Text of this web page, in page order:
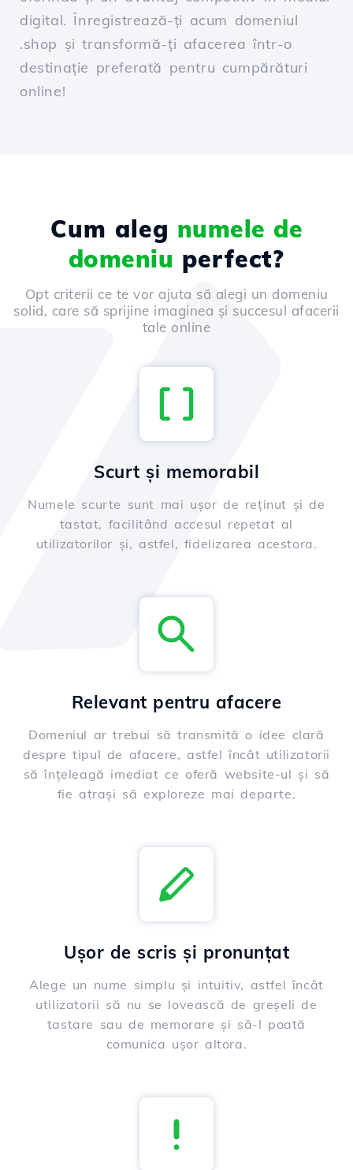
digital. Înregistrează-ți acum domeniul
.shop și transformă-ți afacerea într-o
destinație preferată pentru cumpărături
online!
Cum aleg numele de
domeniu perfect?
Opt criterii ce te vor ajuta să alegi un domeniu
solid, care să sprijine imaginea și succesul afacerii
tale online
Scurt și memorabil
Numele scurte sunt mai ușor de reținut și de
tastat, facilitând accesul repetat al
utilizatorilor și, astfel, fidelizarea acestora.
Relevant pentru afacere
Domeniul ar trebui să transmită o idee clară
despre tipul de afacere, astfel încât utilizatorii
să înțeleagă imediat ce oferă website-ul și să
fie atrași să exploreze mai departe.
Ușor de scris și pronunțat
Alege un nume simplu și intuitiv, astfel încât
utilizatorii să nu se lovească de greșeli de
tastare sau de memorare și să-l poată
comunica ușor altora.